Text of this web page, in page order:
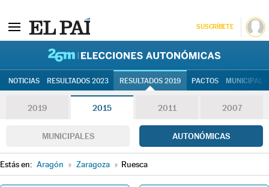
SUSCRÍBETE
NOTICIAS RESULTADOS 2023 RESULTADOS 2019 PACTOS
2019 2015 2011 2007
MUNICIPALES AUTONÓMICAS
Estás en: Aragón » Zaragoza » Ruesca